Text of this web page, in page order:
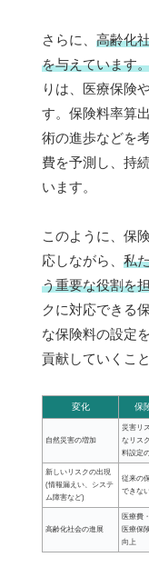
さらに、 高齢化
を与えています
りは、医療保険
す。保険料率算
術の進歩などを
費を予測し、持
います。
このように、保
応しながら、 私
う重要な役割を
クに対応できる
な保険料の設定
貢献していくこ
変化 保
自然災害の増加
災害リ
なリス
料設定
新しいリスクの出現
(情報漏えい、システ
ム障害など)
従来の
できな
高齢化社会の進展
医療費
医療保
向上